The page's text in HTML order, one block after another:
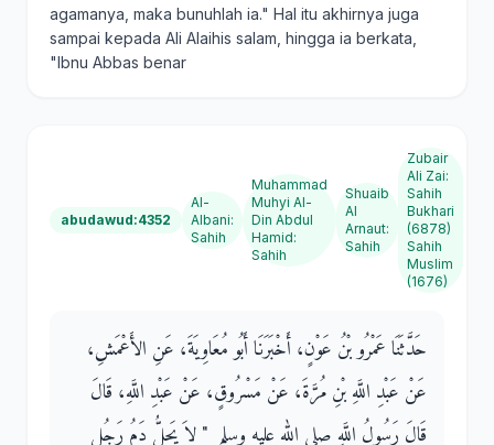
agamanya, maka bunuhlah ia." Hal itu akhirnya juga
sampai kepada Ali Alaihis salam, hingga ia berkata,
"Ibnu Abbas benar
abudawud:4352
Al-
Albani:
Sahih
Muhammad
Muhyi Al-
Din Abdul
Hamid:
Sahih
Shuaib
Al
Arnaut:
Sahih
Zubair
Ali Zai:
Sahih
Bukhari
(6878)
Sahih
Muslim
(1676)
حَدَّثَنَا عَمْرُو بْنُ عَوْنٍ، أَخْبَرَنَا أَبُو مُعَاوِيَةَ، عَنِ الأَعْمَشِ،
عَنْ عَبْدِ اللَّهِ بْنِ مُرَّةَ، عَنْ مَسْرُوقٍ، عَنْ عَبْدِ اللَّهِ، قَالَ
قَالَ رَسُولُ اللَّهِ صلى الله عليه وسلم ‏ "‏ لاَ يَحِلُّ دَمُ رَجُلٍ